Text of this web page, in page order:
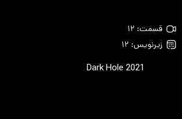
قسمت: ۱۲
زیرنویس: ۱۲
Dark Hole2021